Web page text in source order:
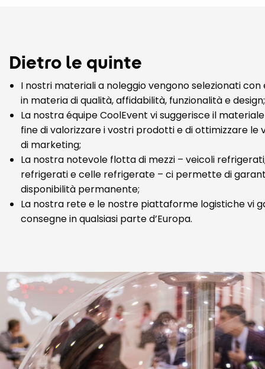
Dietro le quinte
I nostri materiali a noleggio vengono selezionati con
in materia di qualità, affidabilità, funzionalità e design;
La nostra équipe CoolEvent vi suggerisce il
fine di valorizzare i vostri prodotti e di ottimizzare le
di marketing;
La nostra notevole flotta di mezzi – veicoli
refrigerati e celle refrigerate – ci permette di
disponibilità permanente;
La nostra rete e le nostre piattaforme logistiche vi
consegne in qualsiasi parte d’Europa.